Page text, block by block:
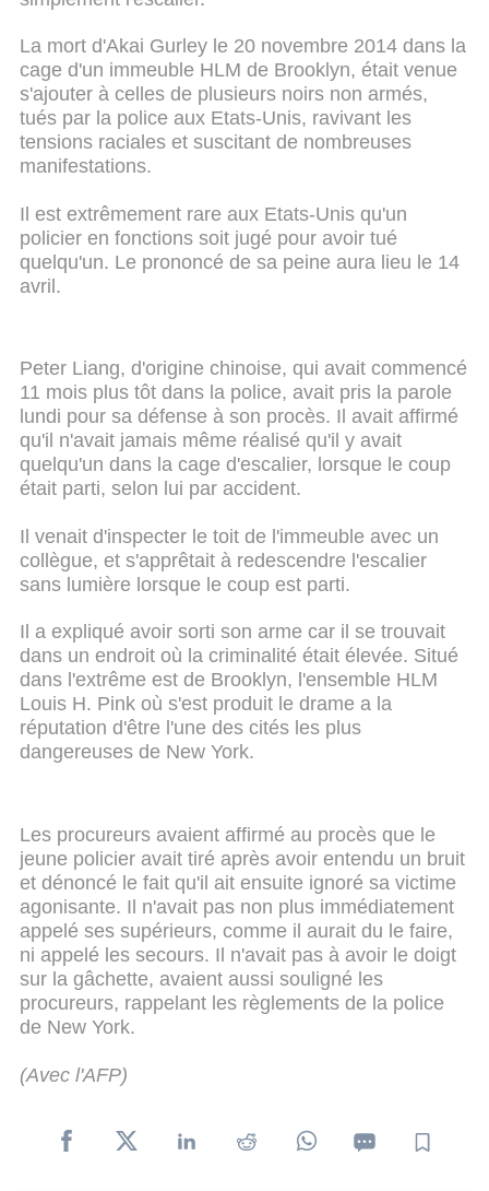
La mort d'Akai Gurley le 20 novembre 2014 dans la
cage d'un immeuble HLM de Brooklyn, était venue
s'ajouter à celles de plusieurs noirs non armés,
tués par la police aux Etats-Unis, ravivant les
tensions raciales et suscitant de nombreuses
manifestations.
Il est extrêmement rare aux Etats-Unis qu'un
policier en fonctions soit jugé pour avoir tué
quelqu'un. Le prononcé de sa peine aura lieu le 14
avril.
Peter Liang, d'origine chinoise, qui avait commencé
11 mois plus tôt dans la police, avait pris la parole
lundi pour sa défense à son procès. Il avait affirmé
qu'il n'avait jamais même réalisé qu'il y avait
quelqu'un dans la cage d'escalier, lorsque le coup
était parti, selon lui par accident.
Il venait d'inspecter le toit de l'immeuble avec un
collègue, et s'apprêtait à redescendre l'escalier
sans lumière lorsque le coup est parti.
Il a expliqué avoir sorti son arme car il se trouvait
dans un endroit où la criminalité était élevée. Situé
dans l'extrême est de Brooklyn, l'ensemble HLM
Louis H. Pink où s'est produit le drame a la
réputation d'être l'une des cités les plus
dangereuses de New York.
Les procureurs avaient affirmé au procès que le
jeune policier avait tiré après avoir entendu un bruit
et dénoncé le fait qu'il ait ensuite ignoré sa victime
agonisante. Il n'avait pas non plus immédiatement
appelé ses supérieurs, comme il aurait du le faire,
ni appelé les secours. Il n'avait pas à avoir le doigt
sur la gâchette, avaient aussi souligné les
procureurs, rappelant les règlements de la police
de New York.
(Avec l'AFP)